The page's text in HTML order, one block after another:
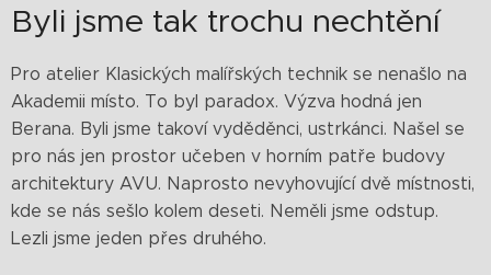
Byli jsme tak trochu nechtění
Pro atelier Klasických malířských technik se nenašlo na
Akademii místo. To byl paradox. Výzva hodná jen
Berana. Byli jsme takoví vyděděnci, ustrkánci. Našel se
pro nás jen prostor učeben v horním patře budovy
architektury AVU. Naprosto nevyhovující dvě místnosti,
kde se nás sešlo kolem deseti. Neměli jsme odstup.
Lezli jsme jeden přes druhého.